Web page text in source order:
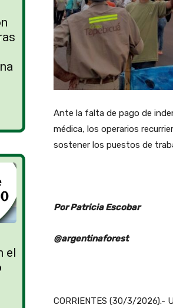
el
Ante la falta de pago de
médica, los operarios
sostener los puestos de
Por Patricia Escobar
@argentinaforest
CORRIENTES (30/3/2026).-